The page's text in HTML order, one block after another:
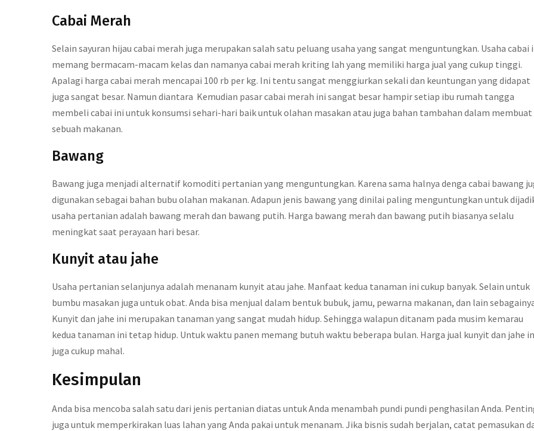
Cabai Merah
Selain sayuran hijau cabai merah juga merupakan salah satu peluang usaha yang sangat menguntungkan. Usaha cabai
memang bermacam-macam kelas dan namanya cabai merah kriting lah yang memiliki harga jual yang cukup tinggi.
Apalagi harga cabai merah mencapai 100 rb per kg. Ini tentu sangat menggiurkan sekali dan keuntungan yang didapat
juga sangat besar. Namun diantara Kemudian pasar cabai merah ini sangat besar hampir setiap ibu rumah tangga
membeli cabai ini untuk konsumsi sehari-hari baik untuk olahan masakan atau juga bahan tambahan dalam membuat
sebuah makanan.
Bawang
Bawang juga menjadi alternatif komoditi pertanian yang menguntungkan. Karena sama halnya denga cabai bawang
digunakan sebagai bahan bubu olahan makanan. Adapun jenis bawang yang dinilai paling menguntungkan untuk
usaha pertanian adalah bawang merah dan bawang putih. Harga bawang merah dan bawang putih biasanya selalu
meningkat saat perayaan hari besar.
Kunyit atau jahe
Usaha pertanian selanjunya adalah menanam kunyit atau jahe. Manfaat kedua tanaman ini cukup banyak. Selain untuk
bumbu masakan juga untuk obat. Anda bisa menjual dalam bentuk bubuk, jamu, pewarna makanan, dan lain
Kunyit dan jahe ini merupakan tanaman yang sangat mudah hidup. Sehingga walapun ditanam pada musim kemarau
kedua tanaman ini tetap hidup. Untuk waktu panen memang butuh waktu beberapa bulan. Harga jual kunyit dan jahe
juga cukup mahal.
Kesimpulan
Anda bisa mencoba salah satu dari jenis pertanian diatas untuk Anda menambah pundi pundi penghasilan Anda.
juga untuk memperkirakan luas lahan yang Anda pakai untuk menanam. Jika bisnis sudah berjalan, catat pemasukan